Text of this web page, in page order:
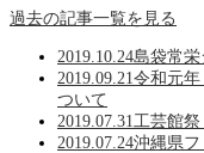
過去の記事一覧を見る
2019.10.24島袋常栄
2019.09.21令和元
ついて
2019.07.31工芸館祭
2019.07.24沖縄県